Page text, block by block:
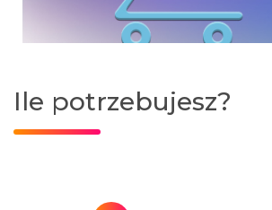
Ile potrzebujesz?